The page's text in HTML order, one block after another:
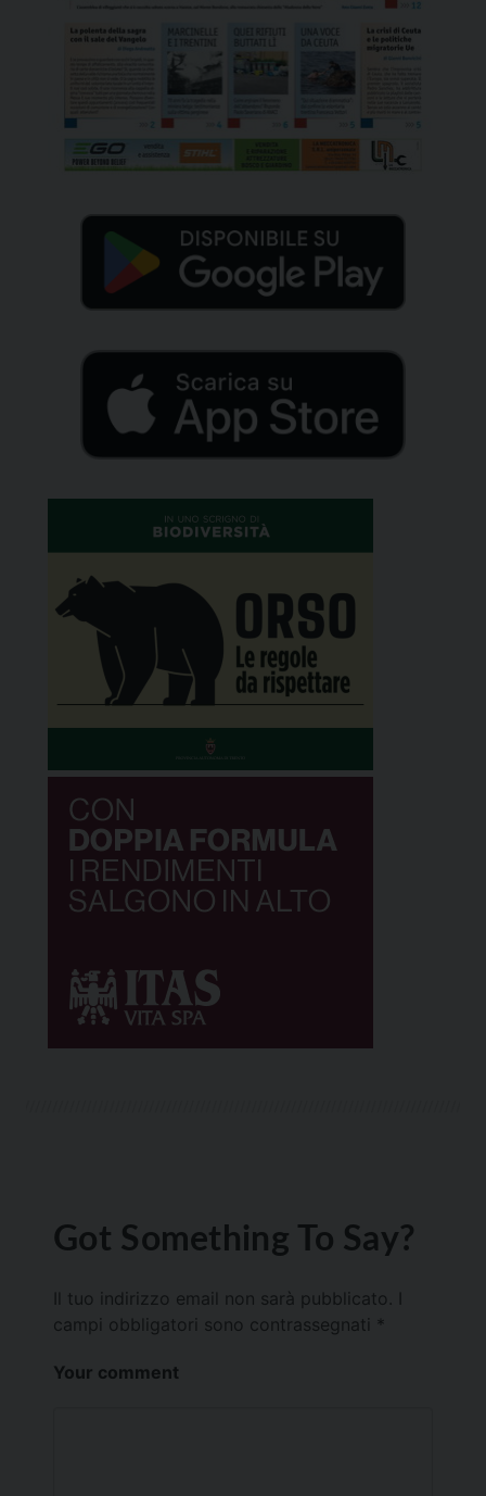
Got Something To Say?
Il tuo indirizzo email non sarà pubblicato.
campi obbligatori sono contrassegnati *
Your comment